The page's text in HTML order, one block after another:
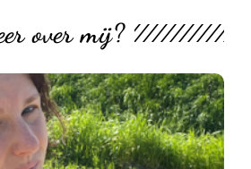
over mij?